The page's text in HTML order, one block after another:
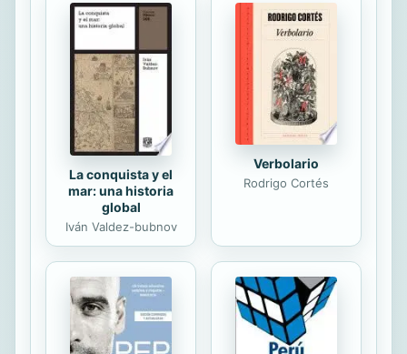
cuales afectaron negativamente la
imagen presidencial. En el ámbito
político, el golpe lo dio Joaquín
“Chapo” Guzmán, quien con su
espectacular fuga de una prisión de
“alta seguridad” dejó muy mal parado
La conquista y el
mar: una historia
global
Iván Valdez-bubnov
Verbolario
Rodrigo Cortés